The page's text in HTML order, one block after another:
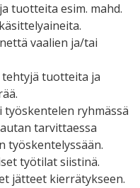
tuotteita esim. mahd.
vaalien ja/tai
tuotteita ja
ryhmässä
tarvittaessa
työskentelyssään.
työtilat siistinä.
jätteet kierrätykseen.